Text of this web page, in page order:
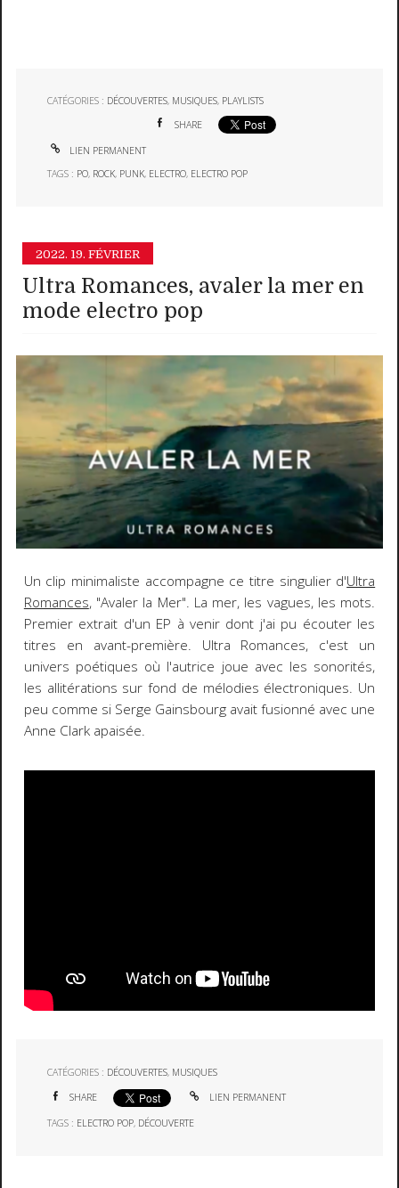
CATÉGORIES : DÉCOUVERTES, MUSIQUES, PLAYLISTS
SHARE
LIEN PERMANENT
TAGS : PO, ROCK, PUNK, ELECTRO, ELECTRO POP
2022. 19. FÉVRIER
Ultra Romances, avaler la mer en
mode electro pop
Un clip minimaliste accompagne ce titre singulier d'Ultra
Romances, "Avaler la Mer". La mer, les vagues, les mots.
Premier extrait d'un EP à venir dont j'ai pu écouter les
titres en avant-première. Ultra Romances, c'est un
univers poétiques où l'autrice joue avec les sonorités,
les allitérations sur fond de mélodies électroniques. Un
peu comme si Serge Gainsbourg avait fusionné avec une
Anne Clark apaisée.
CATÉGORIES : DÉCOUVERTES, MUSIQUES
SHARE LIEN PERMANENT
TAGS : ELECTRO POP, DÉCOUVERTE